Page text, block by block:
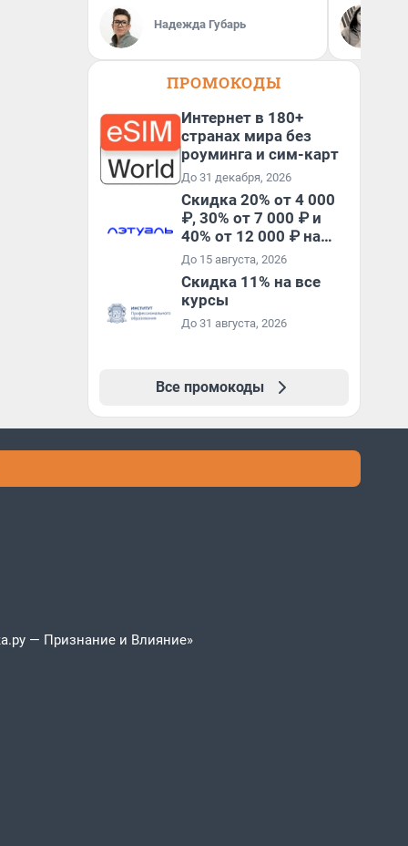
Надежда Губарь
ПРОМОКОДЫ
Интернет в 180+
странах мира без
роуминга и сим-карт
До 31 декабря, 2026
Скидка 20% от 4 000
₽, 30% от 7 000 ₽ и
40% от 12 000 ₽ на
первый и все
повторные заказы по
промокоду ТРЕНД
До 15 августа, 2026
Скидка 11% на все
курсы
До 31 августа, 2026
Все промокоды
— Признание и Влияние»